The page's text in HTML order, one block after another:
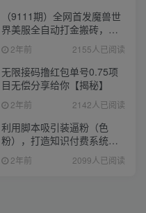
（9111期）全网首发魔兽世
界美服全自动打金搬砖，日
入1000+，简单好操作，保
姆级教学
2年前 2155人已阅读
无限接码撸红包单号0.75项
目无偿分享给你【揭秘】
2年前 2142人已阅读
利用脚本吸引装逼粉（色
粉），打造知识付费系统，
附388元美女写真项目
2年前 2099人已阅读